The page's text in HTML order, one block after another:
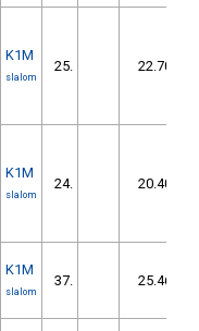
K1M
slalom
25. 22.70
K1M
slalom
24. 20.40
K1M
slalom
37. 25.46